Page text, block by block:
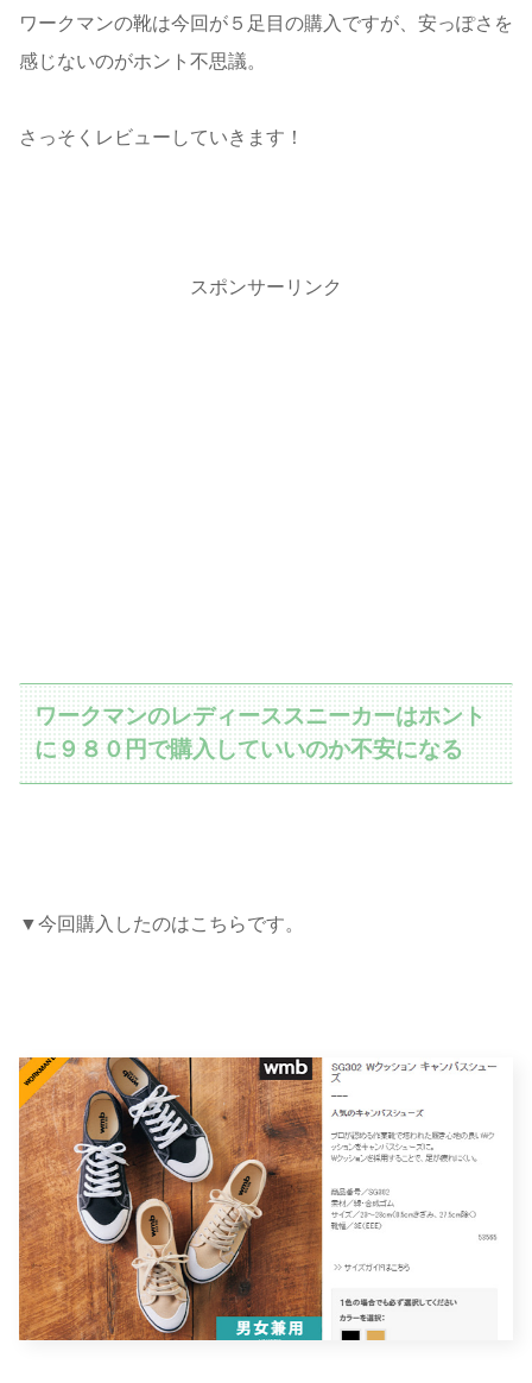
ワークマンの靴は今回が５足目の購入ですが、安っぽさを
感じないのがホント不思議。
さっそくレビューしていきます！
スポンサーリンク
ワークマンのレディーススニーカーはホント
に９８０円で購入していいのか不安になる
▼今回購入したのはこちらです。